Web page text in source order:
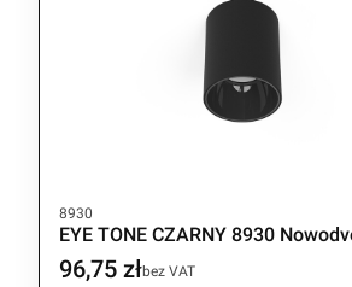
Kod produktu
8930
EYE TONE CZARNY 8930
Cena
96,75 złbez VAT